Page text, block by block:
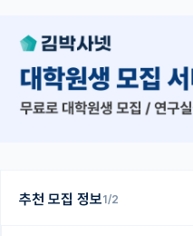
추천 모집 정보1/2